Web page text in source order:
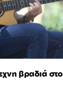
βραδιά